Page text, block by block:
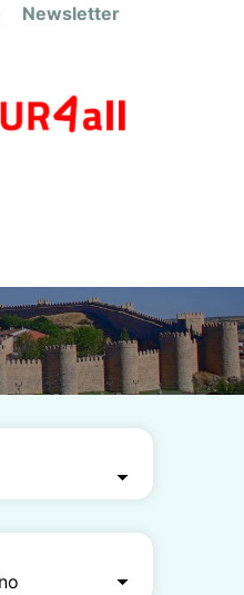
Newsletter